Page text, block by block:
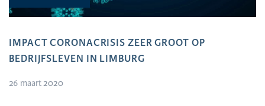
IMPACT CORONACRISIS ZEER GROOT OP
BEDRIJFSLEVEN IN LIMBURG
26 maart 2020